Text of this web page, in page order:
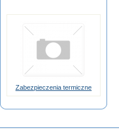
Zabezpieczenia termiczne